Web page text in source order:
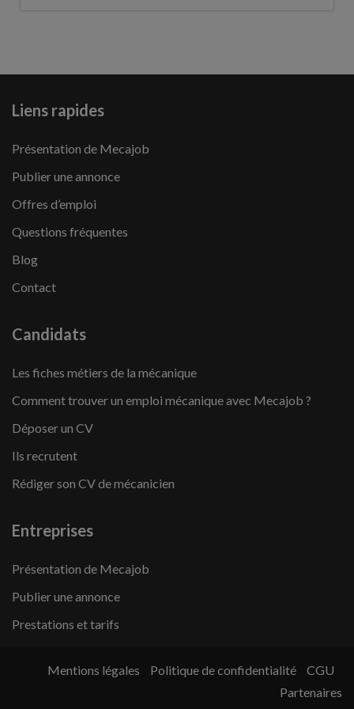
Liens rapides
Présentation de Mecajob
Publier une annonce
Offres d’emploi
Questions fréquentes
Blog
Contact
Candidats
Les fiches métiers de la mécanique
Comment trouver un emploi mécanique avec Mecajob ?
Déposer un CV
Ils recrutent
Rédiger son CV de mécanicien
Entreprises
Présentation de Mecajob
Publier une annonce
Prestations et tarifs
Mentions légales Politique de confidentialité
CGU
Partenaires